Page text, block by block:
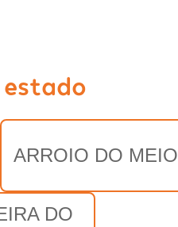
ARROIO DO MEIO
DO